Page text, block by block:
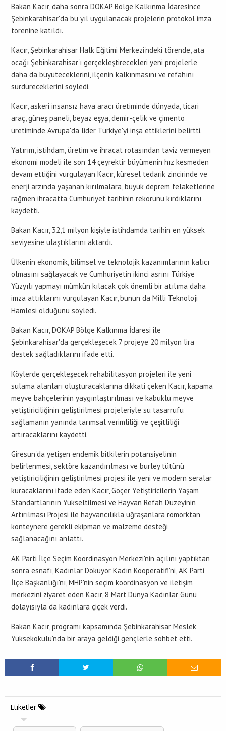
Bakan Kacır, daha sonra DOKAP Bölge Kalkınma İdaresince
Şebinkarahisar'da bu yıl uygulanacak projelerin protokol imza
törenine katıldı.
Kacır, Şebinkarahisar Halk Eğitimi Merkezi'ndeki törende, ata
ocağı Şebinkarahisar'ı gerçekleştirecekleri yeni projelerle
daha da büyüteceklerini, ilçenin kalkınmasını ve refahını
sürdüreceklerini söyledi.
Kacır, askeri insansız hava aracı üretiminde dünyada, ticari
araç, güneş paneli, beyaz eşya, demir-çelik ve çimento
üretiminde Avrupa'da lider Türkiye'yi inşa ettiklerini belirtti.
Yatırım, istihdam, üretim ve ihracat rotasından taviz vermeyen
ekonomi modeli ile son 14 çeyrektir büyümenin hız kesmeden
devam ettiğini vurgulayan Kacır, küresel tedarik zincirinde ve
enerji arzında yaşanan kırılmalara, büyük deprem felaketlerine
rağmen ihracatta Cumhuriyet tarihinin rekorunu kırdıklarını
kaydetti.
Bakan Kacır, 32,1 milyon kişiyle istihdamda tarihin en yüksek
seviyesine ulaştıklarını aktardı.
Ülkenin ekonomik, bilimsel ve teknolojik kazanımlarının kalıcı
olmasını sağlayacak ve Cumhuriyetin ikinci asrını Türkiye
Yüzyılı yapmayı mümkün kılacak çok önemli bir atılıma daha
imza attıklarını vurgulayan Kacır, bunun da Milli Teknoloji
Hamlesi olduğunu söyledi.
Bakan Kacır, DOKAP Bölge Kalkınma İdaresi ile
Şebinkarahisar'da gerçekleşecek 7 projeye 20 milyon lira
destek sağladıklarını ifade etti.
Köylerde gerçekleşecek rehabilitasyon projeleri ile yeni
sulama alanları oluşturacaklarına dikkati çeken Kacır, kapama
meyve bahçelerinin yaygınlaştırılması ve kabuklu meyve
yetiştiriciliğinin geliştirilmesi projeleriyle su tasarrufu
sağlamanın yanında tarımsal verimliliği ve çeşitliliği
artıracaklarını kaydetti.
Giresun'da yetişen endemik bitkilerin potansiyelinin
belirlenmesi, sektöre kazandırılması ve burley tütünü
yetiştiriciliğinin geliştirilmesi projesi ile yeni ve modern seralar
kuracaklarını ifade eden Kacır, Göçer Yetiştiricilerin Yaşam
Standartlarının Yükseltilmesi ve Hayvan Refah Düzeyinin
Artırılması Projesi ile hayvancılıkla uğraşanlara römorktan
konteynere gerekli ekipman ve malzeme desteği
sağlanacağını anlattı.
AK Parti İlçe Seçim Koordinasyon Merkezi'nin açılını yaptıktan
sonra esnafı, Kadınlar Dokuyor Kadın Kooperatifi'ni, AK Parti
İlçe Başkanlığı'nı, MHP'nin seçim koordinasyon ve iletişim
merkezini ziyaret eden Kacır, 8 Mart Dünya Kadınlar Günü
dolayısıyla da kadınlara çiçek verdi.
Bakan Kacır, programı kapsamında Şebinkarahisar Meslek
Yüksekokulu'nda bir araya geldiği gençlerle sohbet etti.
Etiketler